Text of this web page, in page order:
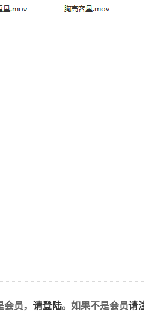
员， 请登陆。如果不是会员请